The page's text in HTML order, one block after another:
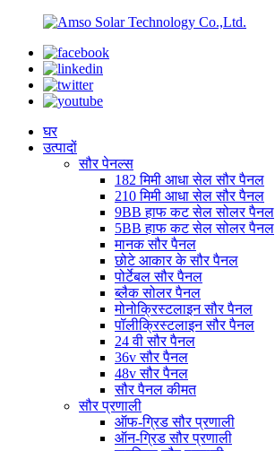
घर
उत्पादों
सौर पेनल्स
182 मिमी आधा सेल सौर पैनल
210 मिमी आधा सेल सौर पैनल
9BB हाफ कट सेल सोलर पैनल
5BB हाफ कट सेल सोलर पैनल
मानक सौर पैनल
छोटे आकार के सौर पैनल
पोर्टेबल सौर पैनल
ब्लैक सोलर पैनल
मोनोक्रिस्टलाइन सौर पैनल
पॉलीक्रिस्टलाइन सौर पैनल
24 वी सौर पैनल
36v सौर पैनल
48v सौर पैनल
सौर पैनल कीमत
सौर प्रणाली
ऑफ-ग्रिड सौर प्रणाली
ऑन-ग्रिड सौर प्रणाली